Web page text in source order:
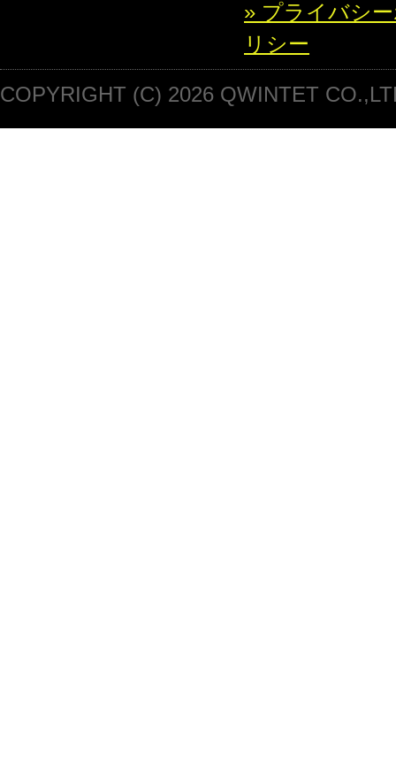
» プライバシ
リシー
COPYRIGHT (C) 2026 QWINTET